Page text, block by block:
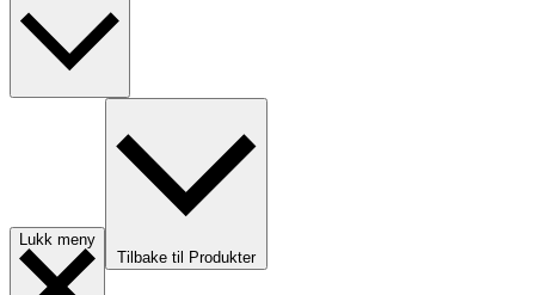
Lukk meny
Tilbake til Produkter